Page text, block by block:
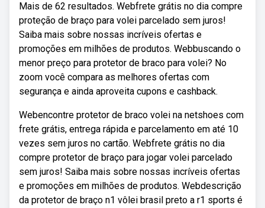
Mais de 62 resultados. Webfrete grátis no dia compre
proteção de braço para volei parcelado sem juros!
Saiba mais sobre nossas incríveis ofertas e
promoções em milhões de produtos. Webbuscando o
menor preço para protetor de braco para volei? No
zoom você compara as melhores ofertas com
segurança e ainda aproveita cupons e cashback.
Webencontre protetor de braco volei na netshoes com
frete grátis, entrega rápida e parcelamento em até 10
vezes sem juros no cartão. Webfrete grátis no dia
compre protetor de braço para jogar volei parcelado
sem juros! Saiba mais sobre nossas incríveis ofertas
e promoções em milhões de produtos. Webdescrição
da protetor de braço n1 vôlei brasil preto a r1 sports é